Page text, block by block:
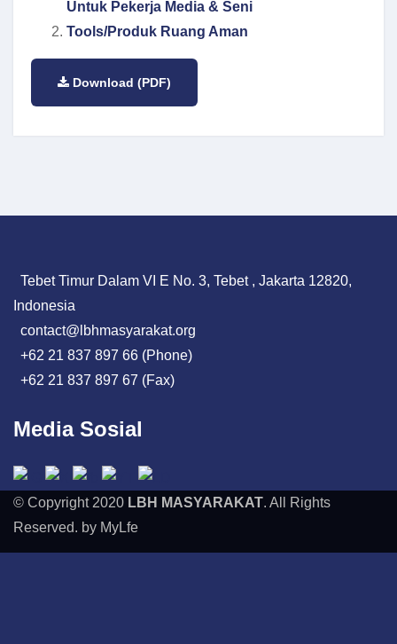
Untuk Pekerja Media & Seni
Tools/Produk Ruang Aman
Download (PDF)
Tebet Timur Dalam VI E No. 3, Tebet , Jakarta 12820,
Indonesia
contact@lbhmasyarakat.org
+62 21 837 897 66 (Phone)
+62 21 837 897 67 (Fax)
Media Sosial
© Copyright 2020 LBH MASYARAKAT. All Rights
Reserved. by MyLfe